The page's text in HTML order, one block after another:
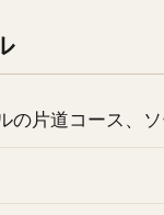
の片道コース、